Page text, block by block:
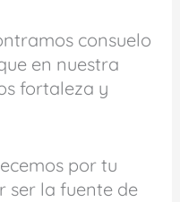
consuelo
en nuestra
fortaleza y
por tu
ser la fuente de